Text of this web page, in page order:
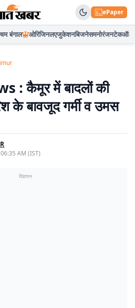
ePaper
बंगाल ओरिजिनलएजुकेशनबिजनेसमनोरंजनटेकऑटो
: कैमूर में बादलों की
के बावजूद गर्मी व उमस
AM (IST)
विज्ञापन